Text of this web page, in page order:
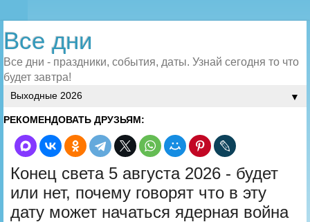
Все дни
Все дни - праздники, события, даты. Узнай сегодня то что
будет завтра!
▼
РЕКОМЕНДОВАТЬ ДРУЗЬЯМ:
Конец света 5 августа 2026 - будет
или нет, почему говорят что в эту
дату может начаться ядерная война